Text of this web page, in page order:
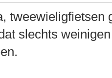
tweewieligfietsen
slechts